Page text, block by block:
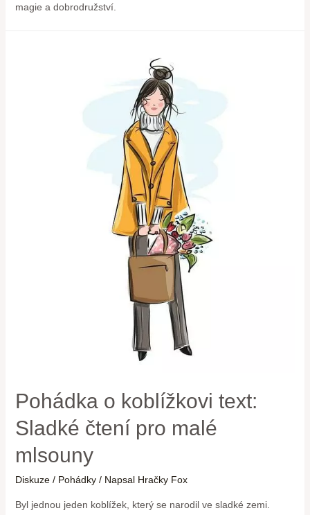
magie a dobrodružství.
Pohádka o koblížkovi text:
Sladké čtení pro malé
mlsouny
Diskuze / Pohádky/ Napsal Hračky Fox
Byl jednou jeden koblížek, který se narodil ve sladké zemi.